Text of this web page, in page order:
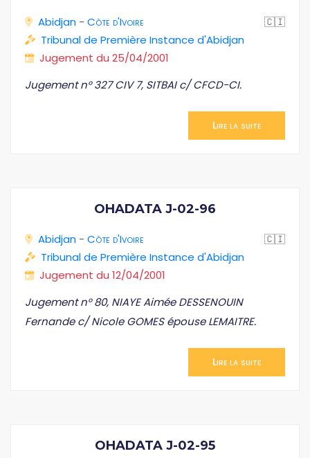
Abidjan - Côte d'Ivoire
🇨🇮
Tribunal de Première Instance d'Abidjan
Jugement du 25/04/2001
Jugement n° 327 CIV 7, SITBAI c/ CFCD-CI.
Lire la suite
OHADATA J-02-96
Abidjan - Côte d'Ivoire
🇨🇮
Tribunal de Première Instance d'Abidjan
Jugement du 12/04/2001
Jugement n° 80, NIAYE Aimée DESSENOUIN
Fernande c/ Nicole GOMES épouse LEMAITRE.
Lire la suite
OHADATA J-02-95